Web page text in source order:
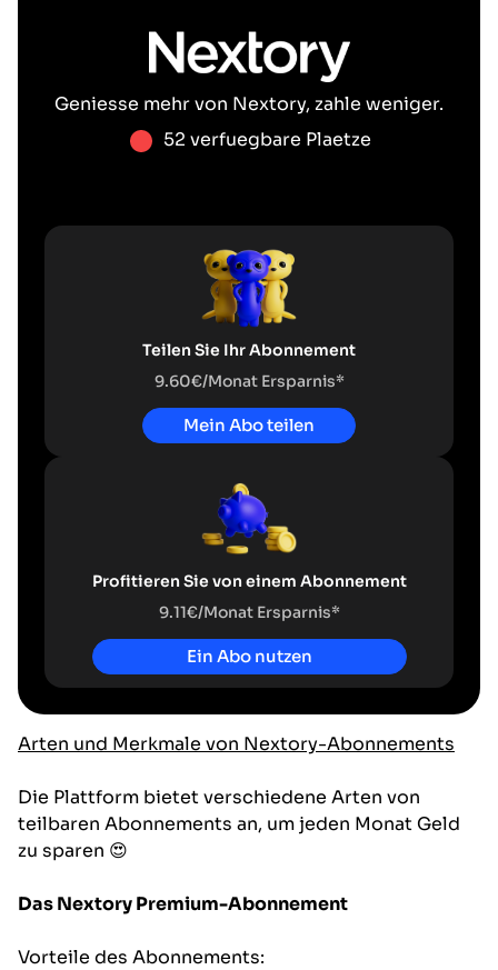
Geniesse mehr von Nextory, zahle weniger.
52 verfuegbare Plaetze
Teilen Sie Ihr Abonnement
9.60€/Monat Ersparnis*
Mein Abo teilen
Profitieren Sie von einem Abonnement
9.11€/Monat Ersparnis*
Ein Abo nutzen
Arten und Merkmale von Nextory-Abonnements
Die Plattform bietet verschiedene Arten von
teilbaren Abonnements an, um jeden Monat Geld
zu sparen 😍
Das Nextory Premium-Abonnement
Vorteile des Abonnements: